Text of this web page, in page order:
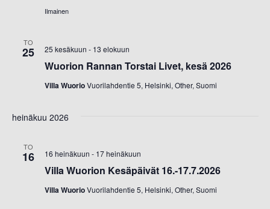
Ilmainen
TO
25
Wuorion Rannan Torstai Livet, kesä 2026
25 kesäkuun - 13 elokuun
Villa WuorioVuorilahdentie 5, Helsinki, Other, Suomi
heinäkuu 2026
TO
16
Villa Wuorion Kesäpäivät 16.-17.7.2026
16 heinäkuun - 17 heinäkuun
Villa WuorioVuorilahdentie 5, Helsinki, Other, Suomi